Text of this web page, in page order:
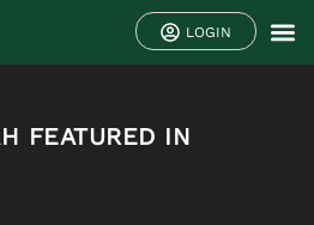
LOGIN
FEATURED IN